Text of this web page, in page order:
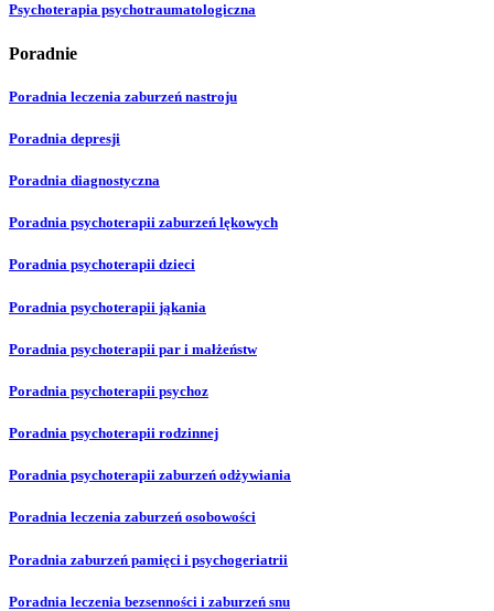
Psychoterapia psychotraumatologiczna
Poradnie
Poradnia leczenia zaburzeń nastroju
Poradnia depresji
Poradnia diagnostyczna
Poradnia psychoterapii zaburzeń lękowych
Poradnia psychoterapii dzieci
Poradnia psychoterapii jąkania
Poradnia psychoterapii par i małżeństw
Poradnia psychoterapii psychoz
Poradnia psychoterapii rodzinnej
Poradnia psychoterapii zaburzeń odżywiania
Poradnia leczenia zaburzeń osobowości
Poradnia zaburzeń pamięci i psychogeriatrii
Poradnia leczenia bezsenności i zaburzeń snu